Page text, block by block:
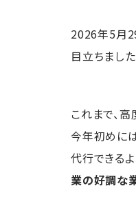
2026年5月
目立ちました
これまで、
今年初めに
代行できる
業の好調な